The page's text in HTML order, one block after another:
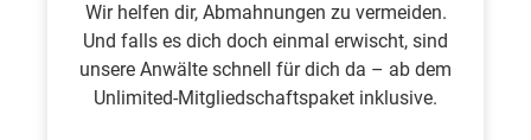
Wir helfen dir, Abmahnungen zu vermeiden.
Und falls es dich doch einmal erwischt, sind
unsere Anwälte schnell für dich da – ab dem
Unlimited-Mitgliedschaftspaket inklusive.